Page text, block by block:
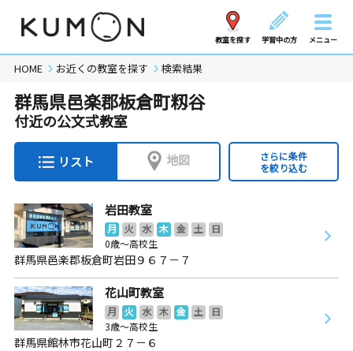
教室を探す 学習中の方 メニュー
HOME お近くの教室を探す 検索結果
群馬県邑楽郡板倉町籾谷
付近の公文式教室
リスト 地図
さらに条件
を絞り込む
岩田教室
月 火 水 木 金 土
日
0歳～高校生
群馬県邑楽郡板倉町岩田９６７－７
花山町教室
月 火 水 木 金 土
日
3歳～高校生
群馬県館林市花山町２７－６